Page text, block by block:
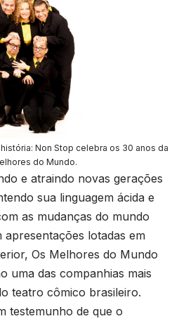
Non Stop celebra os 30 anos da
do Mundo.
e atraindo novas gerações
sua linguagem ácida e
as mudanças do mundo
lotadas em
Os Melhores do Mundo
uma das companhias mais
teatro cômico brasileiro.
testemunho de que o